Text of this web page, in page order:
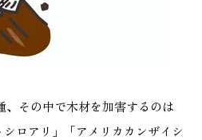
、その中で木材を加害するのは
シロアリ」「アメリカカンザイシ